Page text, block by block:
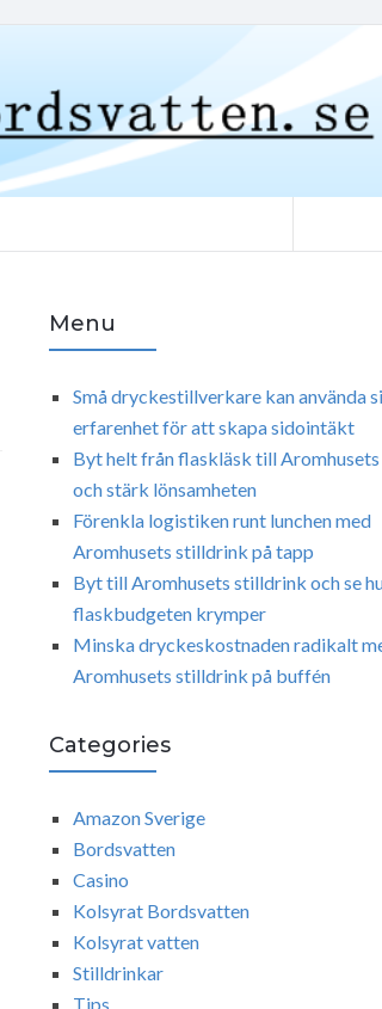
Menu
Små dryckestillverkare kan använda
erfarenhet för att skapa sidointäkt
Byt helt från flaskläsk till
och stärk lönsamheten
Förenkla logistiken runt lunchen med
Aromhusets stilldrink på tapp
Byt till Aromhusets stilldrink och se
flaskbudgeten krymper
Minska dryckeskostnaden radikalt
Aromhusets stilldrink på buffén
Categories
Amazon Sverige
Bordsvatten
Casino
Kolsyrat Bordsvatten
Kolsyrat vatten
Stilldrinkar
Tips